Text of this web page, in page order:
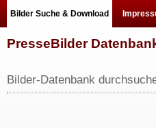
Bilder Suche & Download
PresseBilder
Bilder-Datenbank